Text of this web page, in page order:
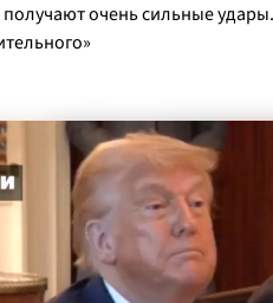
очень сильные